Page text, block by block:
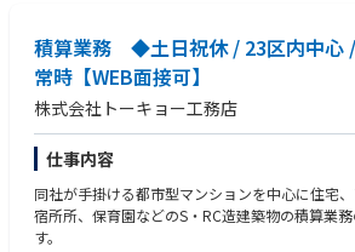
・完全週休2日制（土・日・祝日休み）、創立記
せると年間休日は126日です。
・フルフレックス制や週2日の在宅勤務制度など
けるような環境が整っている為、部内の残業時間
ります。
※就業後の残業は上長承認が必要な為、各自が
ています。
・入寮条件はありますが寮も完備されています。
・住宅融資や持株制度、退職金制度など福利厚
ます。
積算業務 ◆土日祝休 / 23区内中心
常時【WEB面接可】
株式会社トーキョー工務店
仕事内容
同社が手掛ける都市型マンションを中心に住宅
宿所所、保育園などのS・RC造建築物の積算業
す。